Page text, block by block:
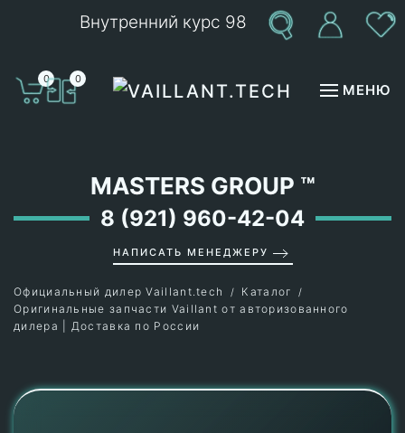
Внутренний курс 98
0 0
МЕНЮ
MASTERS GROUP ™
8 (921) 960-42-04
НАПИСАТЬ МЕНЕДЖЕРУ
Официальный дилер Vaillant.tech
Каталог
Оригинальные запчасти Vaillant от авторизованного
дилера | Доставка по России